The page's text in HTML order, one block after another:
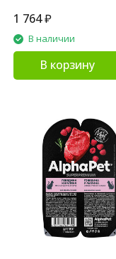
1 764₽
В наличии
В корзину